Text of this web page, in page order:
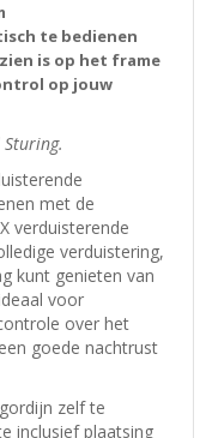
te bedienen
is op het frame
op jouw
met de
verduisterende
verduistering,
kunt genieten van
voor
over het
goede nachtrust
zelf te
inclusief plaatsing